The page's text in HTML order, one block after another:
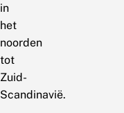
in
het
noorden
tot
Zuid-
Scandinavië.